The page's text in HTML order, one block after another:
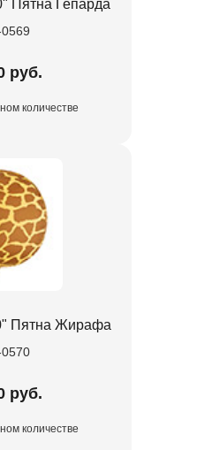
Пятна Гепарда
руб.
количестве
Пятна Жирафа
руб.
количестве